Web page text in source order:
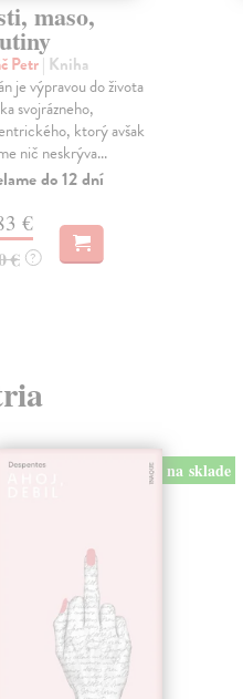
maso,
Petr| Kniha
je výpravou do života
svojrázneho,
ktorý avšak
nič neskrýva...
do 12 dní
€
€ ?
na sklade